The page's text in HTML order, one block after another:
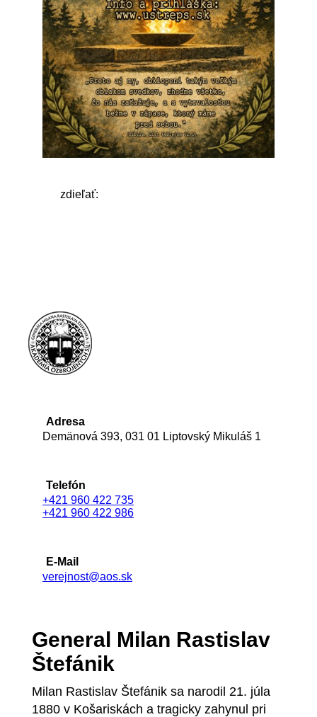
zdieľať:
Adresa
Demänová 393, 031 01 Liptovský Mikuláš 1
Telefón
+421 960 422 735
+421 960 422 986
E-Mail
verejnost@aos.sk
General Milan Rastislav
Štefánik
Milan Rastislav Štefánik sa narodil 21. júla
1880 v Košariskách a tragicky zahynul pri